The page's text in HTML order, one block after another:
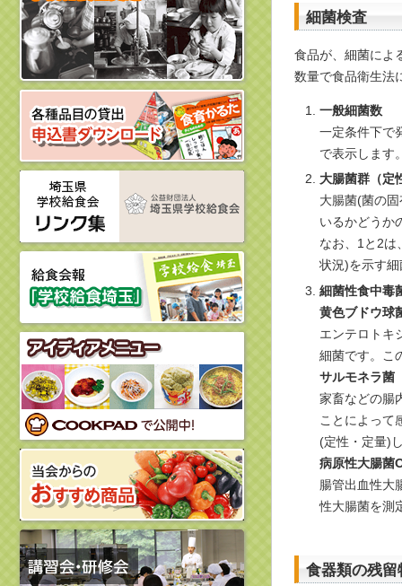
細菌検査
食品が、細菌によ
数量で食品衛生法
一般細菌数
一定条件下で
で表示します
大腸菌群（定
大腸菌(菌の
いるかどうか
なお、1と2は
状況)を示す
細菌性食中毒
黄色ブドウ球
エンテロトキ
細菌です。こ
サルモネラ菌
家畜などの腸
ことによって
(定性・定量)
病原性大腸菌
腸管出血性大
性大腸菌を測
食器類の残留